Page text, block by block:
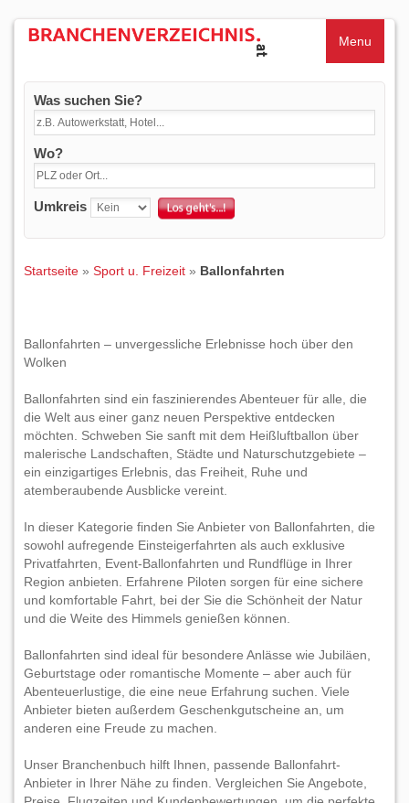
Menu
Was suchen Sie?
Wo?
Umkreis
Startseite » Sport u. Freizeit » Ballonfahrten
Ballonfahrten – unvergessliche Erlebnisse hoch über den
Wolken
Ballonfahrten sind ein faszinierendes Abenteuer für alle, die
die Welt aus einer ganz neuen Perspektive entdecken
möchten. Schweben Sie sanft mit dem Heißluftballon über
malerische Landschaften, Städte und Naturschutzgebiete –
ein einzigartiges Erlebnis, das Freiheit, Ruhe und
atemberaubende Ausblicke vereint.
In dieser Kategorie finden Sie Anbieter von Ballonfahrten, die
sowohl aufregende Einsteigerfahrten als auch exklusive
Privatfahrten, Event-Ballonfahrten und Rundflüge in Ihrer
Region anbieten. Erfahrene Piloten sorgen für eine sichere
und komfortable Fahrt, bei der Sie die Schönheit der Natur
und die Weite des Himmels genießen können.
Ballonfahrten sind ideal für besondere Anlässe wie Jubiläen,
Geburtstage oder romantische Momente – aber auch für
Abenteuerlustige, die eine neue Erfahrung suchen. Viele
Anbieter bieten außerdem Geschenkgutscheine an, um
anderen eine Freude zu machen.
Unser Branchenbuch hilft Ihnen, passende Ballonfahrt-
Anbieter in Ihrer Nähe zu finden. Vergleichen Sie Angebote,